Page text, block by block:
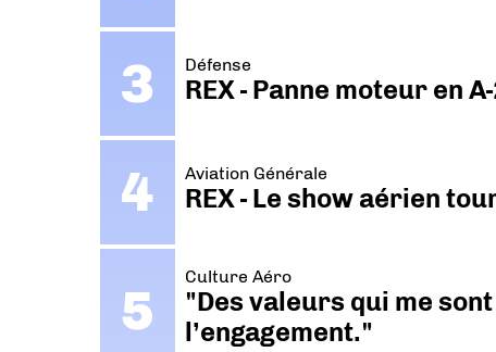
Défense
REX - Panne moteur en
Aviation Générale
REX - Le show aérien
Culture Aéro
"Des valeurs qui me
l’engagement."